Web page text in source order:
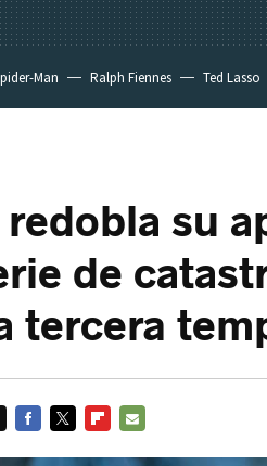
Man Ralph Fiennes Ted Lasso
su
de
tercera